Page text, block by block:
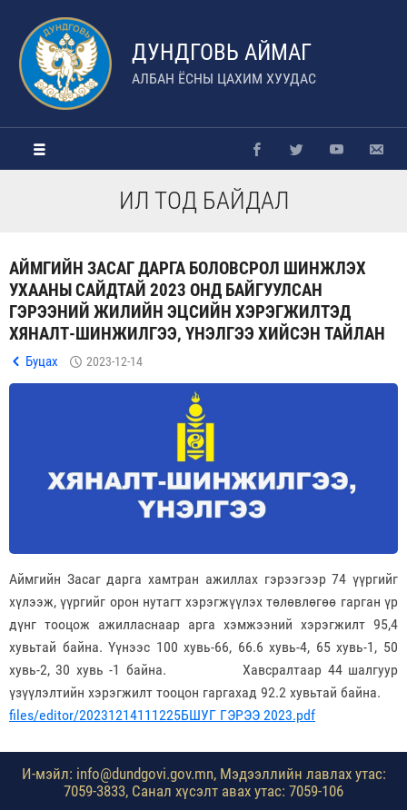
ДУНДГОВЬ АЙМАГ
АЛБАН ЁСНЫ ЦАХИМ ХУУДАС
ИЛ ТОД БАЙДАЛ
АЙМГИЙН ЗАСАГ ДАРГА БОЛОВСРОЛ ШИНЖЛЭХ
УХААНЫ САЙДТАЙ 2023 ОНД БАЙГУУЛСАН
ГЭРЭЭНИЙ ЖИЛИЙН ЭЦСИЙН ХЭРЭГЖИЛТЭД
ХЯНАЛТ-ШИНЖИЛГЭЭ, ҮНЭЛГЭЭ ХИЙСЭН ТАЙЛАН
Буцах 2023-12-14
Аймгийн Засаг дарга хамтран ажиллах гэрээгээр 74 үүргийг
хүлээж, үүргийг орон нутагт хэрэгжүүлэх төлөвлөгөө гарган үр
дүнг тооцож ажилласнаар арга хэмжээний хэрэгжилт 95,4
хувьтай байна. Үүнээс 100 хувь-66, 66.6 хувь-4, 65 хувь-1, 50
хувь-2, 30 хувь -1 байна. Хавсралтаар 44 шалгуур
үзүүлэлтийн хэрэгжилт тооцон гаргахад 92.2 хувьтай байна.
files/editor/20231214111225БШУГ ГЭРЭЭ 2023.pdf
И-мэйл: info@dundgovi.gov.mn, Мэдээллийн лавлах утас:
7059-3833, Санал хүсэлт авах утас: 7059-106